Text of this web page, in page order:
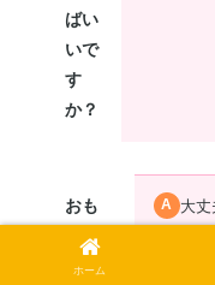
ばい
いで
す
か？
おも
ちゃ
に興
大丈
動
に
ホーム